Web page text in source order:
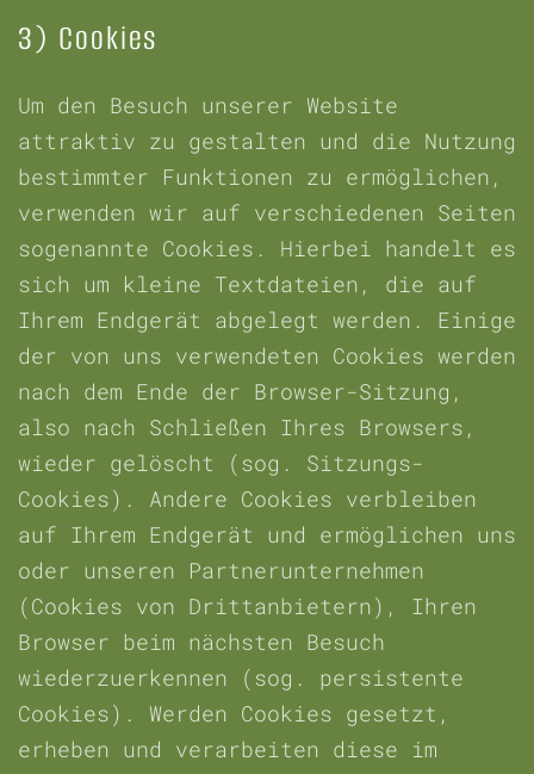
3) Cookies
Um den Besuch unserer Website
attraktiv zu gestalten und die Nutzung
bestimmter Funktionen zu ermöglichen,
verwenden wir auf verschiedenen Seiten
sogenannte Cookies. Hierbei handelt es
sich um kleine Textdateien, die auf
Ihrem Endgerät abgelegt werden. Einige
der von uns verwendeten Cookies werden
nach dem Ende der Browser-Sitzung,
also nach Schließen Ihres Browsers,
wieder gelöscht (sog. Sitzungs-
Cookies). Andere Cookies verbleiben
auf Ihrem Endgerät und ermöglichen uns
oder unseren Partnerunternehmen
(Cookies von Drittanbietern), Ihren
Browser beim nächsten Besuch
wiederzuerkennen (sog. persistente
Cookies). Werden Cookies gesetzt,
erheben und verarbeiten diese im